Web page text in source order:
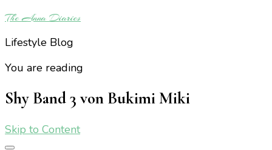
The Anna Diaries
Lifestyle Blog
You are reading
Shy Band 3 von Bukimi Miki
Skip to Content